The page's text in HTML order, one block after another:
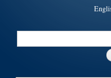
Search